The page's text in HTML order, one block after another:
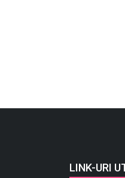
LINK-URI